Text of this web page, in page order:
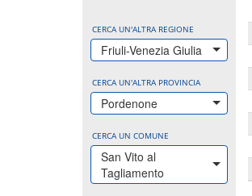
CERCA UN'ALTRA REGIONE
Friuli-Venezia Giulia
CERCA UN'ALTRA PROVINCIA
Pordenone
CERCA UN COMUNE
San Vito al
Tagliamento